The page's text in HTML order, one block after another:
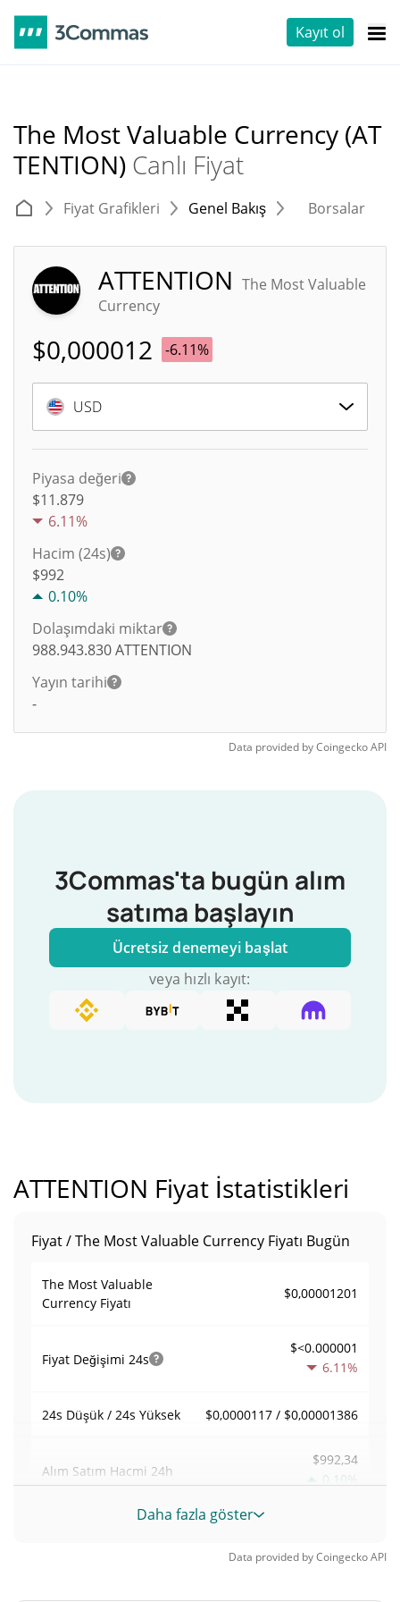
Kayıt ol
The Most Valuable Currency (AT
TENTION) Canlı Fiyat
Fiyat Grafikleri Genel Bakış Borsalar
ATTENTION The Most Valuable
Currency
$0,000012 -6.11%
USD
Piyasa değeri
$11.879
6.11%
Hacim (24s)
$992
0.10%
Dolaşımdaki miktar
988.943.830ATTENTION
Yayın tarihi
-
Data provided byCoingeckoAPI
3Commas'ta bugün alım
satıma başlayın
Ücretsiz denemeyi başlat
veya hızlı kayıt:
ATTENTION Fiyat İstatistikleri
Fiyat / The Most Valuable Currency Fiyatı Bugün
The Most Valuable
Currency Fiyatı
$0,00001201
Fiyat Değişimi 24s
$<0.000001
6.11%
24s Düşük / 24s Yüksek $0,0000117 / $0,00001386
Alım Satım Hacmi 24h
$992,34
0.10%
Daha fazla göster
Data provided byCoingeckoAPI